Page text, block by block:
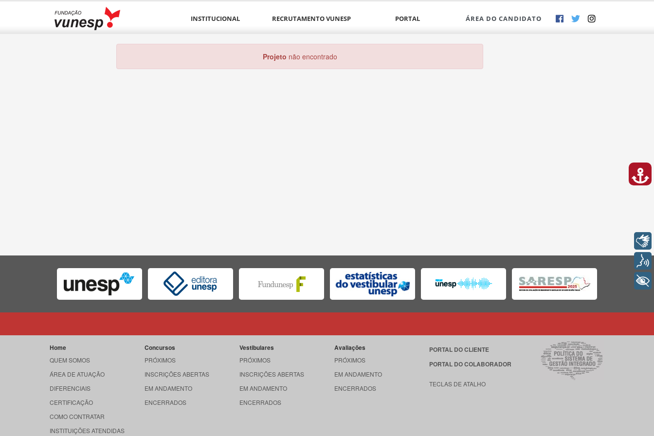
INSTITUCIONAL RECRUTAMENTO VUNESP PORTAL ÁREA DO CANDIDATO
Projeto não encontrado
Home
QUEM SOMOS
ÁREA DE ATUAÇÃO
DIFERENCIAIS
CERTIFICAÇÃO
COMO CONTRATAR
INSTITUIÇÕES ATENDIDAS
Concursos
PRÓXIMOS
INSCRIÇÕES ABERTAS
EM ANDAMENTO
ENCERRADOS
Vestibulares
PRÓXIMOS
INSCRIÇÕES ABERTAS
EM ANDAMENTO
ENCERRADOS
Avaliações
PRÓXIMOS
EM ANDAMENTO
ENCERRADOS
PORTAL DO CLIENTE
PORTAL DO COLABORADOR
TECLAS DE ATALHO
+ Acessibilidade